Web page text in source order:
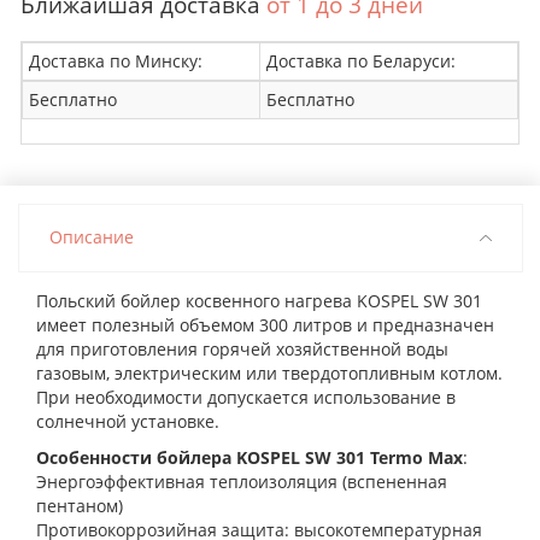
Доставка по Минску:
Доставка по Беларуси:
Бесплатно
Бесплатно
Описание
Польский бойлер косвенного нагрева KOSPEL SW 301
имеет полезный объемом 300 литров и предназначен
для приготовления горячей хозяйственной воды
газовым, электрическим или твердотопливным котлом.
При необходимости допускается использование в
солнечной установке.
Особенности бойлера KOSPEL SW 301 Termo Max:
Энергоэффективная теплоизоляция (вспененная
пентаном)
Противокоррозийная защита: высокотемпературная